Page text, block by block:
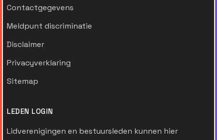
Contactgegevens
Meldpunt discriminatie
Disclaimer
Privacyverklaring
Sitemap
LEDEN LOGIN
Lidverenigingen en bestuursleden kunnen hier